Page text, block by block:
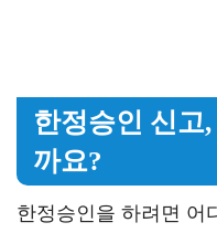
한정승인 신고
까요?
한정승인을 하려면 어